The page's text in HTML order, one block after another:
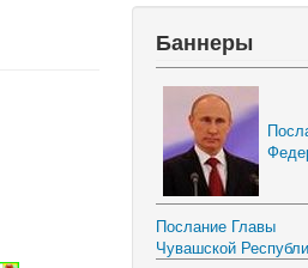
Баннеры
Послание Главы
Чувашской